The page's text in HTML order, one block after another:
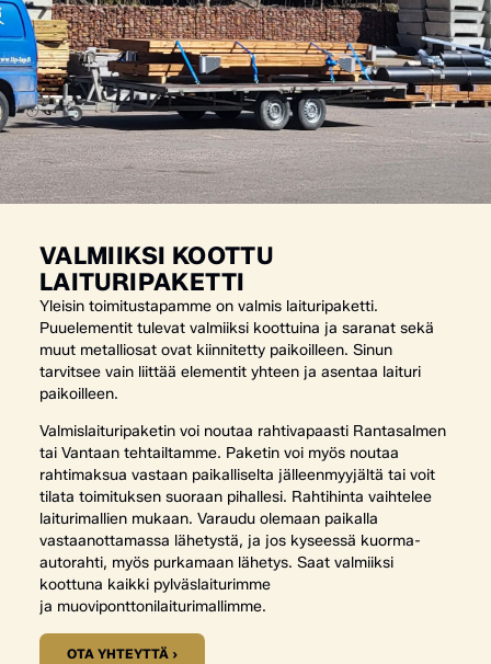
VALMIIKSI KOOTTU
LAITURIPAKETTI
Yleisin toimitustapamme on valmis laituripaketti.
Puuelementit tulevat valmiiksi koottuina ja saranat sekä
muut metalliosat ovat kiinnitetty paikoilleen. Sinun
tarvitsee vain liittää elementit yhteen ja asentaa laituri
paikoilleen.
Valmislaituripaketin voi noutaa rahtivapaasti Rantasalmen
tai Vantaan tehtailtamme. Paketin voi myös noutaa
rahtimaksua vastaan paikalliselta jälleenmyyjältä tai voit
tilata toimituksen suoraan pihallesi. Rahtihinta vaihtelee
laiturimallien mukaan. Varaudu olemaan paikalla
vastaanottamassa lähetystä, ja jos kyseessä kuorma-
autorahti, myös purkamaan lähetys. Saat valmiiksi
koottuna kaikki pylväslaiturimme
ja muoviponttonilaiturimallimme.
OTA YHTEYTTÄ ›